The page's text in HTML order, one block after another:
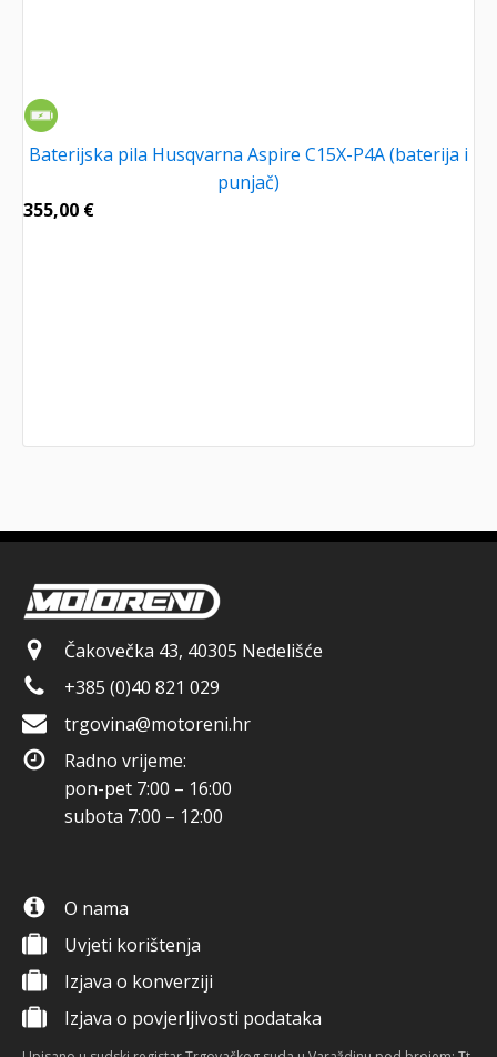
Baterijska pila Husqvarna Aspire C15X-P4A (baterija i
punjač)
355,00 €
Čakovečka 43, 40305 Nedelišće
+385 (0)40 821 029
trgovina@motoreni.hr
Radno vrijeme:
pon-pet 7:00 – 16:00
subota 7:00 – 12:00
O nama
Uvjeti korištenja
Izjava o konverziji
Izjava o povjerljivosti podataka